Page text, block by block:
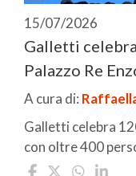
15/07/2026
Galletti
Palazzo Re
A cura di:
Galletti celebra
con oltre 400